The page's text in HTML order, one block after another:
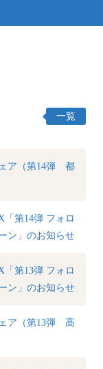
一覧
ア（第14弾 都
「第14弾 フォロ
ン」のお知らせ
「第13弾 フォロ
ン」のお知らせ
ア（第13弾 高